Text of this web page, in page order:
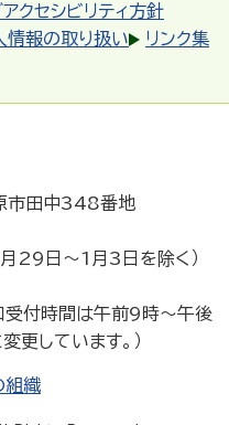
クセシビリティ方針
情報の取り扱い
リンク集
田中348番地
月29日～1月3日を除く）
受付時間は午前9時～午後
しています。）
組織